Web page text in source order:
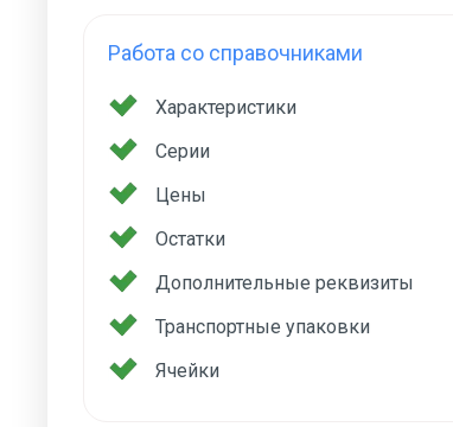
Работа со справочниками
Характеристики
Серии
Цены
Остатки
Дополнительные реквизиты
Транспортные упаковки
Ячейки